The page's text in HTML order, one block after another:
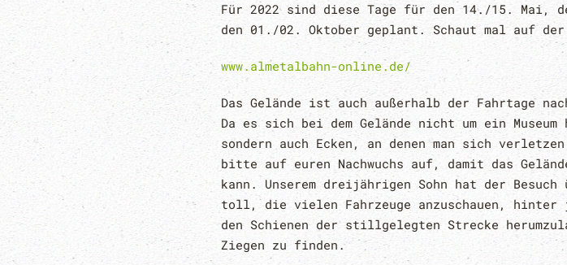
Für 2022 sind diese Tage für den 14./15. Mai,
den 01./02. Oktober geplant. Schaut mal auf der
www.almetalbahn-online.de/
Das Gelände ist auch außerhalb der Fahrtage
Da es sich bei dem Gelände nicht um ein
sondern auch Ecken, an denen man sich
bitte auf euren Nachwuchs auf, damit das
kann. Unserem dreijährigen Sohn hat der
toll, die vielen Fahrzeuge anzuschauen, hinter
den Schienen der stillgelegten Strecke
Ziegen zu finden.